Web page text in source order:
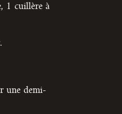
1 cuillère à
une demi-